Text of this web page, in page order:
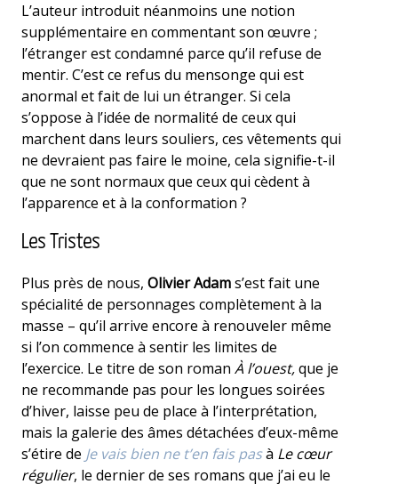
L’auteur introduit néanmoins une notion
supplémentaire en commentant son œuvre ;
l’étranger est condamné parce qu’il refuse de
mentir. C’est ce refus du mensonge qui est
anormal et fait de lui un étranger. Si cela
s’oppose à l’idée de normalité de ceux qui
marchent dans leurs souliers, ces vêtements qui
ne devraient pas faire le moine, cela signifie-t-il
que ne sont normaux que ceux qui cèdent à
l’apparence et à la conformation ?
Les Tristes
Plus près de nous, Olivier Adams’est fait une
spécialité de personnages complètement à la
masse – qu’il arrive encore à renouveler même
si l’on commence à sentir les limites de
l’exercice. Le titre de son roman À l’ouest,que je
ne recommande pas pour les longues soirées
d’hiver, laisse peu de place à l’interprétation,
mais la galerie des âmes détachées d’eux-même
s’étire de Je vais bien ne t’en fais pasà Le cœur
régulier, le dernier de ses romans que j’ai eu le